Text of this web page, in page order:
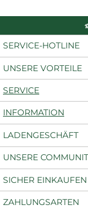
SERVICE-HOTLINE
UNSERE VORTEILE
SERVICE
INFORMATION
LADENGESCHÄFT
UNSERE
SICHER EINKAUFEN
ZAHLUNGSARTEN